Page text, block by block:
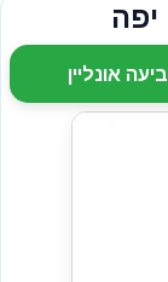
אונליין